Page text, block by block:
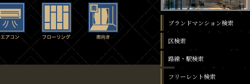
ブランドマンション検索
区検索
路線・駅検索
フリーレント検索